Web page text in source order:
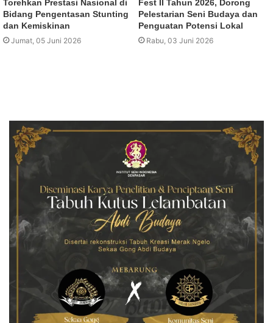
Torehkan Prestasi Nasional di
Bidang Pengentasan Stunting
dan Kemiskinan
Jumat, 05 Juni 2026
Fest II Tahun 2026, Dorong
Pelestarian Seni Budaya dan
Penguatan Potensi Lokal
Rabu, 03 Juni 2026